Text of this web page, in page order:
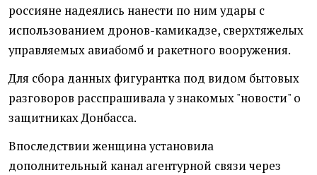
россияне надеялись нанести по ним удары с
использованием дронов-камикадзе, сверхтяжелых
управляемых авиабомб и ракетного вооружения.
Для сбора данных фигурантка под видом бытовых
разговоров расспрашивала у знакомых "новости" о
защитниках Донбасса.
Впоследствии женщина установила
дополнительный канал агентурной связи через